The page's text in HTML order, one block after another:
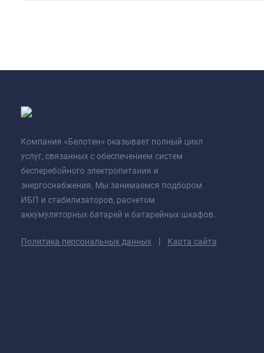
Компания «Белотен» оказывает полный цикл
услуг, связанных с обеспечением систем
бесперебойного электропитания и
энергоснабжения. Мы занимаемся подбором
ИБП и стабилизаторов, расчетом
аккумуляторных батарей и батарейных шкафов.
Политика персональных данных | Карта сайта